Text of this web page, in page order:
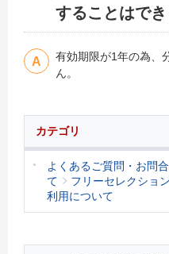
することはでき
有効期限が1年の為、
ん。
カテゴリ
よくあるご質問・お問
て
フリーセレクショ
利用について